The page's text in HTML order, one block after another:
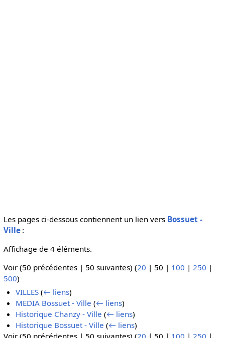
Les pages ci-dessous contiennent un lien vers Bossuet -
Ville:
Affichage de 4 éléments.
Voir (50 précédentes| 50 suivantes) (20 | 50 | 100 | 250 |
500)
VILLES (← liens)
MEDIA Bossuet - Ville (← liens)
Historique Chanzy - Ville (← liens)
Historique Bossuet - Ville (← liens)
Voir (50 précédentes| 50 suivantes) (20 | 50 | 100 | 250 |